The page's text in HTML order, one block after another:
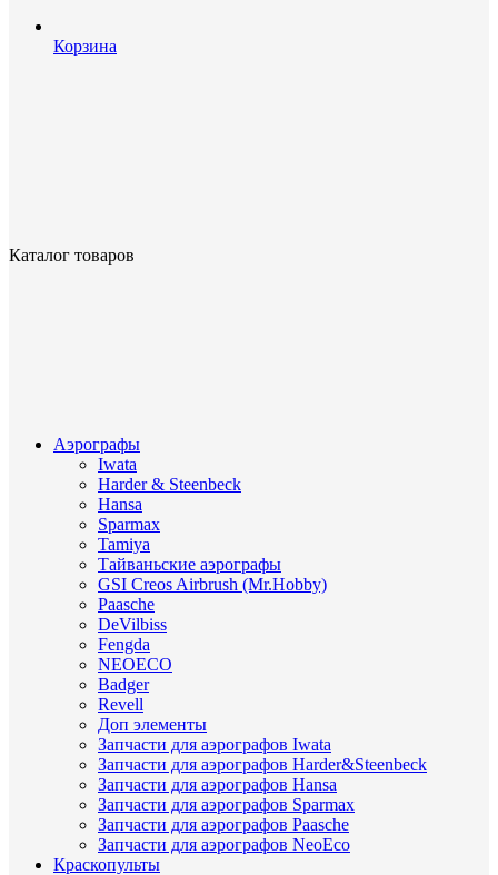
Корзина
Каталог товаров
Аэрографы
Iwata
Harder & Steenbeck
Hansa
Sparmax
Tamiya
Тайваньские аэрографы
GSI Creos Airbrush (Mr.Hobby)
Paasche
DeVilbiss
Fengda
NEOECO
Badger
Revell
Доп элементы
Запчасти для аэрографов Iwata
Запчасти для аэрографов Harder&Steenbeck
Запчасти для аэрографов Hansa
Запчасти для аэрографов Sparmax
Запчасти для аэрографов Paasche
Запчасти для аэрографов NeoEco
Краскопульты